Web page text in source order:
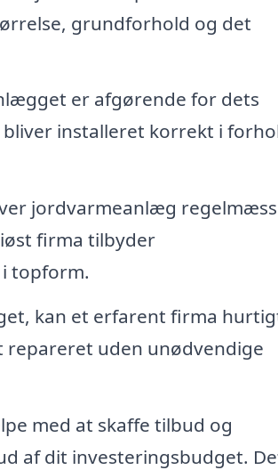
grundforhold og det
er afgørende for dets
installeret korrekt i
jordvarmeanlæg
firma tilbyder
topform.
kan et erfarent firma
repareret uden unødvendige
med at skaffe tilbud og
af dit investeringsbudget.